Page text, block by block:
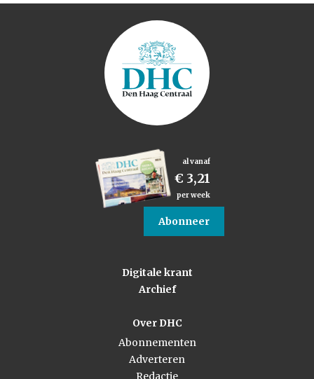
al vanaf
€ 3,21
per week
Abonneer
Digitale krant
Archief
Over DHC
Abonnementen
Adverteren
Redactie